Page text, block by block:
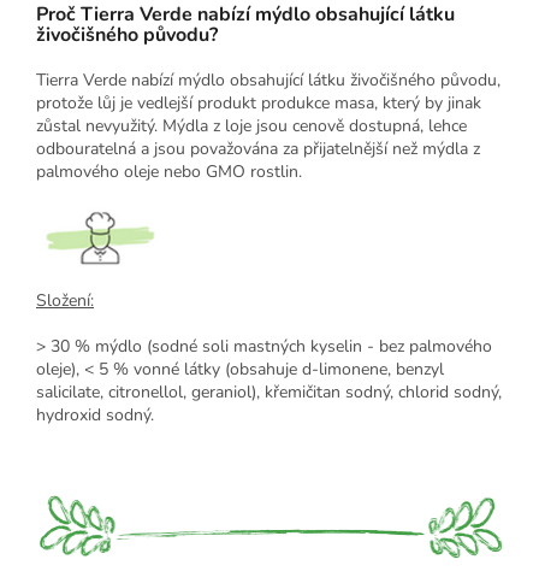
Proč Tierra Verde nabízí mýdlo obsahující látku
živočišného původu?
Tierra Verde nabízí mýdlo obsahující látku živočišného původu,
protože lůj je vedlejší produkt produkce masa, který by jinak
zůstal nevyužitý. Mýdla z loje jsou cenově dostupná, lehce
odbouratelná a jsou považována za přijatelnější než mýdla z
palmového oleje nebo GMO rostlin.
Složení:
> 30 % mýdlo (sodné soli mastných kyselin - bez palmového
oleje), < 5 % vonné látky (obsahuje d-limonene, benzyl
salicilate, citronellol, geraniol), křemičitan sodný, chlorid sodný,
hydroxid sodný.